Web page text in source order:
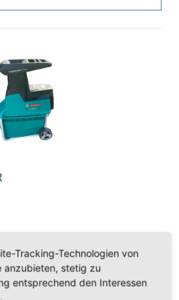
Tracking-Technologien von
anzubieten, stetig zu
entsprechend den Interessen